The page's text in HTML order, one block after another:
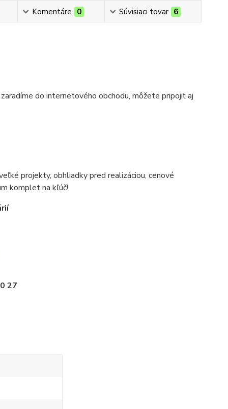
Komentáre 0 Súvisiaci tovar 6
do internetového obchodu, môžete pripojiť aj
projekty, obhliadky pred realizáciou, cenové
komplet na kľúč!
27